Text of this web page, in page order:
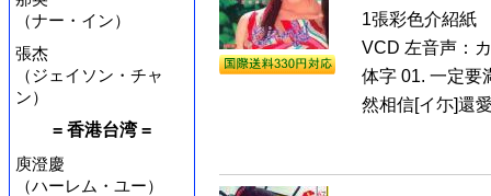
（ナー・イン）
張杰
（ジェイソン・チャ
ン）
= 香港台湾 =
庾澄慶
（ハーレム・ユー）
1張彩色介紹紙
VCD 左音声：
体字 01. 一定要
然相信[イ尓]還